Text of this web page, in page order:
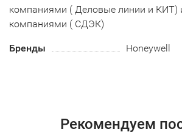
компаниями ( Деловые линии и КИТ)
компаниями ( СДЭК)
Бренды Honeywell
Рекомендуем